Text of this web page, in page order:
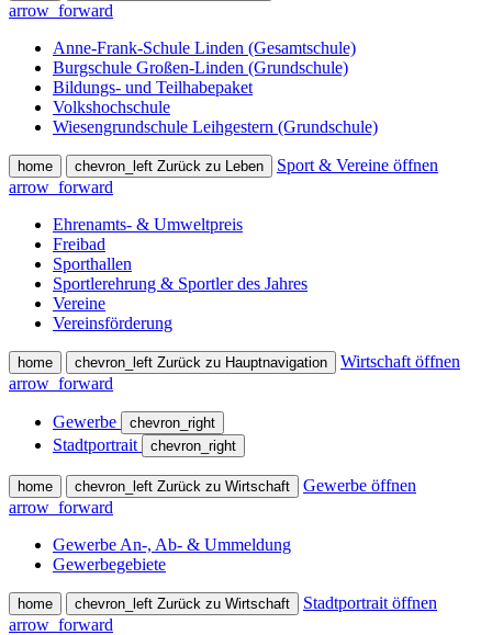
arrow_forward
Anne-Frank-Schule Linden (Gesamtschule)
Burgschule Großen-Linden (Grundschule)
Bildungs- und Teilhabepaket
Volkshochschule
Wiesengrundschule Leihgestern (Grundschule)
home chevron_left Zurück zu Leben
Sport & Vereine öffnen
arrow_forward
Ehrenamts- & Umweltpreis
Freibad
Sporthallen
Sportlerehrung & Sportler des Jahres
Vereine
Vereinsförderung
home chevron_left Zurück zu Hauptnavigation
Wirtschaft öffnen
arrow_forward
Gewerbe chevron_right
Stadtportrait chevron_right
home chevron_left Zurück zu Wirtschaft
Gewerbe öffnen
arrow_forward
Gewerbe An-, Ab- & Ummeldung
Gewerbegebiete
home chevron_left Zurück zu Wirtschaft
Stadtportrait öffnen
arrow_forward